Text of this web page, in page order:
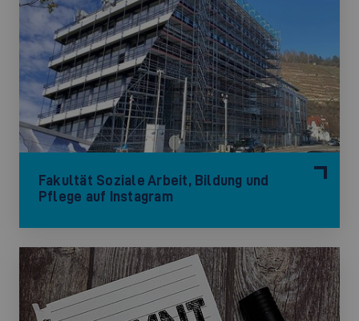
©
Fakultät Soziale Arbeit, Bildung und
Pflege auf Instagram